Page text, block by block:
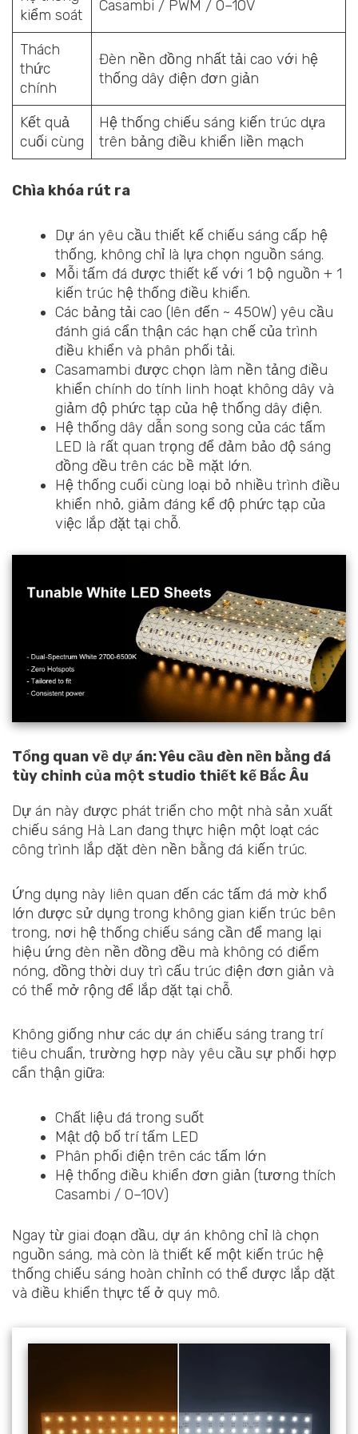
kiểm soát
Casambi / PWM / 0–10V
Thách
thức
chính
Đèn nền đồng nhất tải cao với hệ
thống dây điện đơn giản
Kết quả
cuối cùng
Hệ thống chiếu sáng kiến trúc dựa
trên bảng điều khiển liền mạch
Chìa khóa rút ra
Dự án yêu cầu thiết kế chiếu sáng cấp hệ
thống, không chỉ là lựa chọn nguồn sáng.
Mỗi tấm đá được thiết kế với 1 bộ nguồn + 1
kiến trúc hệ thống điều khiển.
Các bảng tải cao (lên đến ~ 450W) yêu cầu
đánh giá cẩn thận các hạn chế của trình
điều khiển và phân phối tải.
Casamambi được chọn làm nền tảng điều
khiển chính do tính linh hoạt không dây và
giảm độ phức tạp của hệ thống dây điện.
Hệ thống dây dẫn song song của các tấm
LED là rất quan trọng để đảm bảo độ sáng
đồng đều trên các bề mặt lớn.
Hệ thống cuối cùng loại bỏ nhiều trình điều
khiển nhỏ, giảm đáng kể độ phức tạp của
việc lắp đặt tại chỗ.
Tổng quan về dự án: Yêu cầu đèn nền bằng đá
tùy chỉnh của một studio thiết kế Bắc Âu
Dự án này được phát triển cho một nhà sản xuất
chiếu sáng Hà Lan đang thực hiện một loạt các
công trình lắp đặt đèn nền bằng đá kiến trúc.
Ứng dụng này liên quan đến các tấm đá mờ khổ
lớn được sử dụng trong không gian kiến trúc bên
trong, nơi hệ thống chiếu sáng cần để mang lại
hiệu ứng đèn nền đồng đều mà không có điểm
nóng, đồng thời duy trì cấu trúc điện đơn giản và
có thể mở rộng để lắp đặt tại chỗ.
Không giống như các dự án chiếu sáng trang trí
tiêu chuẩn, trường hợp này yêu cầu sự phối hợp
cẩn thận giữa:
Chất liệu đá trong suốt
Mật độ bố trí tấm LED
Phân phối điện trên các tấm lớn
Hệ thống điều khiển đơn giản (tương thích
Casambi / 0–10V)
Ngay từ giai đoạn đầu, dự án không chỉ là chọn
nguồn sáng, mà còn là thiết kế một kiến trúc hệ
thống chiếu sáng hoàn chỉnh có thể được lắp đặt
và điều khiển thực tế ở quy mô.